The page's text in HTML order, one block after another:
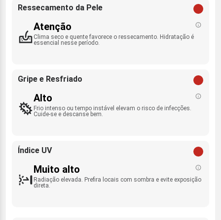
Ressecamento da Pele
Atenção
Clima seco e quente favorece o ressecamento. Hidratação é
essencial nesse período.
Gripe e Resfriado
Alto
Frio intenso ou tempo instável elevam o risco de infecções.
Cuide-se e descanse bem.
Índice UV
Muito alto
Radiação elevada. Prefira locais com sombra e evite exposição
direta.